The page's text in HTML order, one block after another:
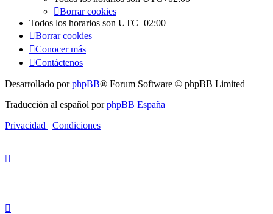
Borrar cookies
Todos los horarios son UTC+02:00
Borrar cookies
Conocer más
Contáctenos
Desarrollado porphpBB® Forum Software © phpBB Limited
Traducción al español porphpBB España
Privacidad | Condiciones